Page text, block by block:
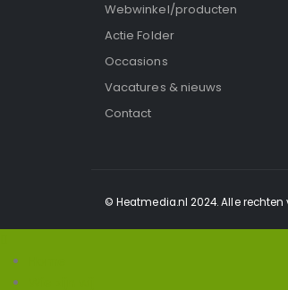
Webwinkel/producten
Actie Folder
Occasions
Vacatures & nieuws
Contact
© Heatmedia.nl 2024. Alle rechten